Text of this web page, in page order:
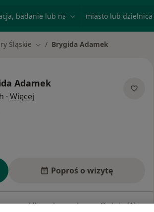
Śląskie Zmień miasto
Brygida Adamek
Adamek
· Więcej
Poproś o wizytę
Ubezpieczenia Opinie (1)